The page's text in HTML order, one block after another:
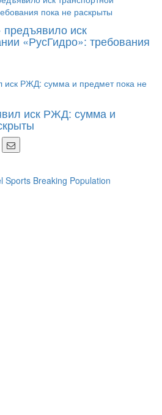
иск
«РусГидро»: требования
иск РЖД: сумма и
Sports Breaking Population